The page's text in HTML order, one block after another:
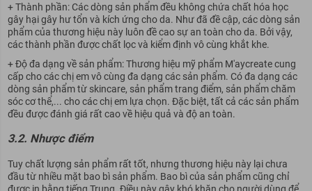
+ Thành phần: Các dòng sản phẩm đều không chứa chất hóa học
gây hại gây hư tổn và kích ứng cho da. Như đã đề cập, các dòng sản
phẩm của thương hiệu này luôn đề cao sự an toàn cho da. Bởi vậy,
các thành phần được chất lọc và kiểm định vô cùng khắt khe.
+ Độ đa dạng về sản phẩm: Thương hiệu mỹ phẩm M'aycreate cung
cấp cho các chị em vô cùng đa dạng các sản phẩm. Có đa dạng các
dòng sản phẩm từ skincare, sản phẩm trang điểm, sản phẩm chăm
sóc cơ thể,... cho các chị em lựa chọn. Đặc biệt, tất cả các sản phẩm
đều được đánh giá rất cao về hiệu quả và độ an toàn.
3.2. Nhược điểm
Tuy chất lượng sản phẩm rất tốt, nhưng thương hiệu này lại chưa
đầu từ nhiều mặt bao bì sản phẩm. Bao bì của sản phẩm cũng chỉ
được in bằng tiếng Trung. Điều này gây khó khăn cho người dùng để